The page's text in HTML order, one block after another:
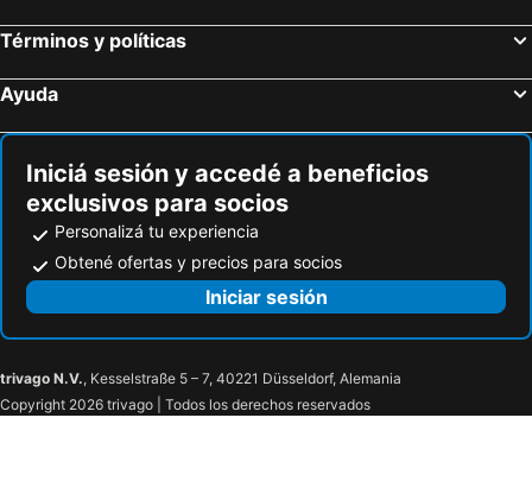
Términos y políticas
Ayuda
Iniciá sesión y accedé a beneficios
exclusivos para socios
Personalizá tu experiencia
Obtené ofertas y precios para socios
Iniciar sesión
trivago N.V., Kesselstraße 5 – 7, 40221 Düsseldorf, Alemania
Copyright 2026 trivago | Todos los derechos reservados